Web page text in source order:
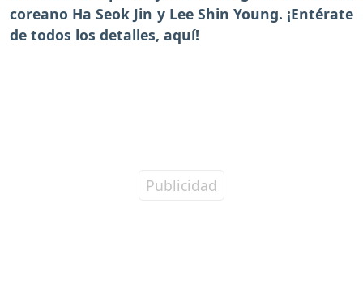
coreano Ha Seok Jin y Lee Shin Young. ¡Entérate
de todos los detalles, aquí!